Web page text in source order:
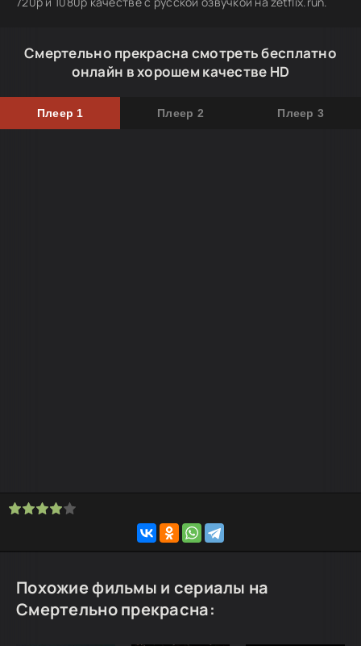
Смертельно прекрасна смотреть бесплатно
онлайн в хорошем качестве HD
Плеер 1 Плеер 2 Плеер 3
Похожие фильмы и сериалы на
Смертельно прекрасна: